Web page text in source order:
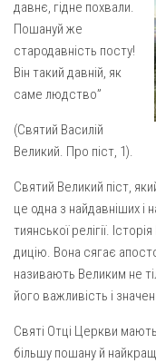
Покрови
Парафія
Золочів)
Парафія
Парохії
Пресвятої
Всіх
Свято-
Газета Християнський
Надруковані числа
Молитви
Рух pro-life
давнє, гідне похвали.
Пошануй же
стародав­ність посту!
Він такий давній, як
саме людство”
(Святий Василій
Великий. Про піст, 1).
Святий Великий піст,
це одна з найдавніших
тиянської релігії.
дицію. Вона сягає
нази­вають Великим не
його важливість і
Святі Отці Церкви
більшу пошану й